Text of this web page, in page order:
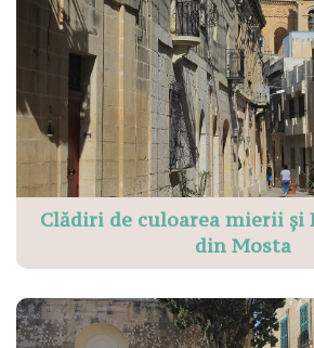
Clădiri de culoarea mierii și
din Mosta